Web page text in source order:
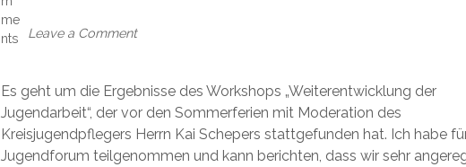
Leave a Comment
des
Gemeinde
Salzhausen
am
13.0.22
Es geht um die Ergebnisse des Workshops „Weiterentwicklung der
Jugendarbeit“, der vor den Sommerferien mit Moderation des
Kreisjugendpflegers Herrn Kai Schepers stattgefunden hat. Ich habe
Jugendforum teilgenommen und kann berichten, dass wir sehr